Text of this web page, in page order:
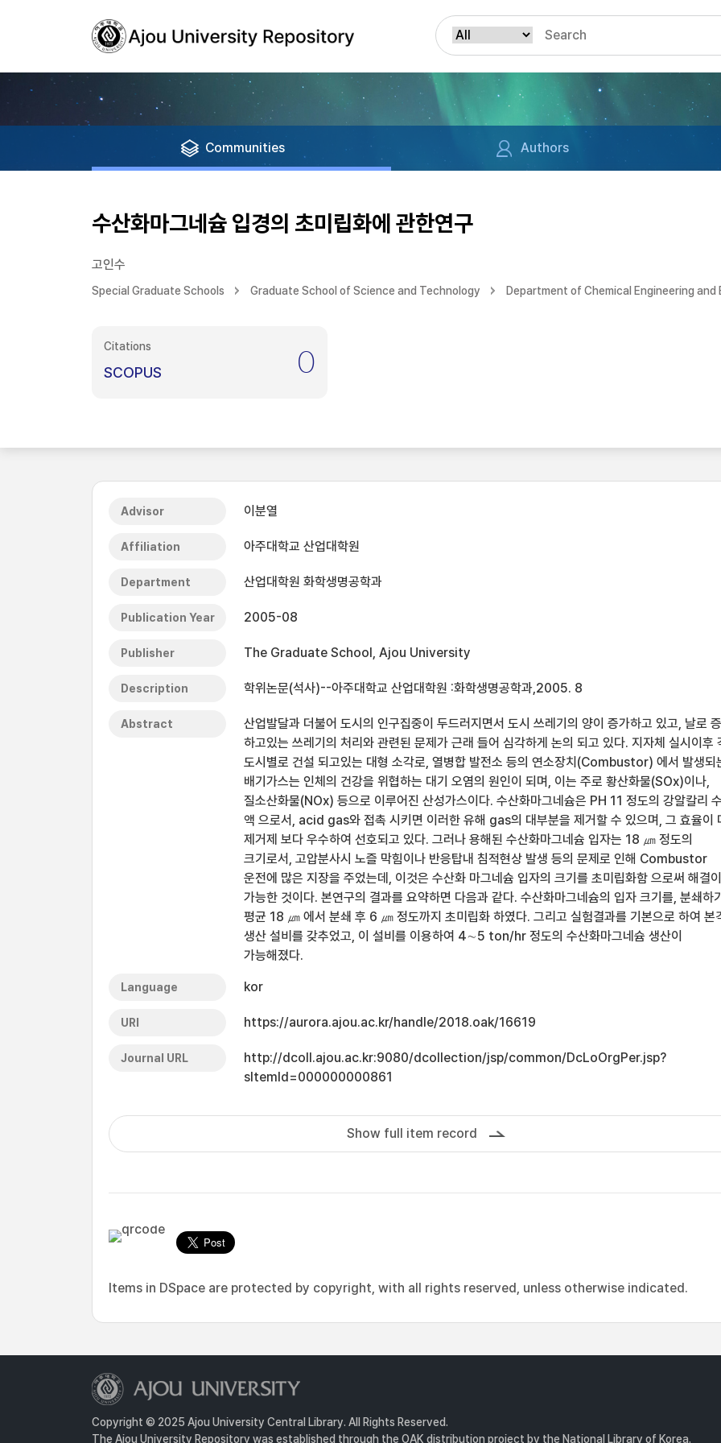
Communities Authors
수산화마그네슘 입경의 초미립화에 관한연구
고인수
Special Graduate Schools Graduate School of Science and Technology Department of Chemical Engineering
Citations
SCOPUS 0
Advisor 이분열
Affiliation 아주대학교 산업대학원
Department 산업대학원 화학생명공학과
Publication Year 2005-08
Publisher The Graduate School, Ajou University
Description 학위논문(석사)--아주대학교 산업대학원 :화학생명공학과,2005. 8
Abstract
산업발달과 더불어 도시의 인구집중이 두드러지면서 도시 쓰레기의 양이 증가하고 있고, 날로
하고있는 쓰레기의 처리와 관련된 문제가 근래 들어 심각하게 논의 되고 있다. 지자체 실시이후
도시별로 건설 되고있는 대형 소각로, 열병합 발전소 등의 연소장치(Combustor) 에서 발생되
배기가스는 인체의 건강을 위협하는 대기 오염의 원인이 되며, 이는 주로 황산화물(SOx)이나,
질소산화물(NOx) 등으로 이루어진 산성가스이다. 수산화마그네슘은 PH 11 정도의 강알칼리
액 으로서, acid gas와 접촉 시키면 이러한 유해 gas의 대부분을 제거할 수 있으며, 그 효율이
제거제 보다 우수하여 선호되고 있다. 그러나 용해된 수산화마그네슘 입자는 18 ㎛ 정도의
크기로서, 고압분사시 노즐 막힘이나 반응탑내 침적현상 발생 등의 문제로 인해 Combustor
운전에 많은 지장을 주었는데, 이것은 수산화 마그네슘 입자의 크기를 초미립화함 으로써 해결이
가능한 것이다. 본연구의 결과를 요약하면 다음과 같다. 수산화마그네슘의 입자 크기를, 분쇄하
평균 18 ㎛ 에서 분쇄 후 6 ㎛ 정도까지 초미립화 하였다. 그리고 실험결과를 기본으로 하여 본
생산 설비를 갖추었고, 이 설비를 이용하여 4∼5 ton/hr 정도의 수산화마그네슘 생산이
가능해졌다.
Language kor
URI https://aurora.ajou.ac.kr/handle/2018.oak/16619
Journal URL
http://dcoll.ajou.ac.kr:9080/dcollection/jsp/common/DcLoOrgPer.jsp?
sItemId=000000000861
Show full item record
Items in DSpace are protected by copyright, with all rights reserved, unless otherwise indicated.
Copyright © 2025 Ajou University Central Library. All Rights Reserved.
The Ajou University Repository was established through the OAK distribution project by the National Library of Korea.